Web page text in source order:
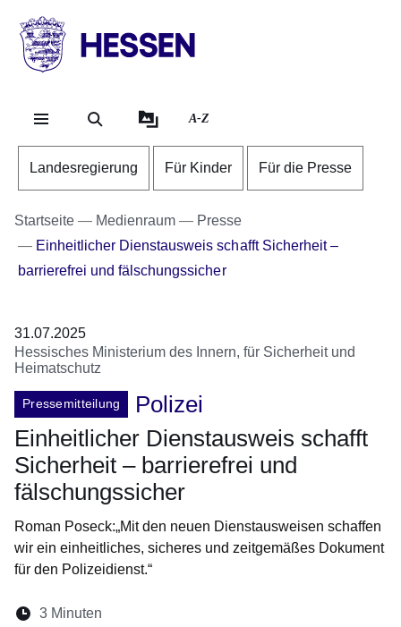
HESSEN
Landesregierung
A-Z
Landesregierung Für Kinder Für die Presse
Startseite Medienraum
Presse
Einheitlicher Dienstausweis schafft Sicherheit –
barrierefrei und fälschungssicher
31.07.2025
Hessisches Ministerium des Innern, für Sicherheit und
Heimatschutz
Pressemitteilung
Polizei
Einheitlicher Dienstausweis schafft
Sicherheit – barrierefrei und
fälschungssicher
Roman Poseck:„Mit den neuen Dienstausweisen schaffen
wir ein einheitliches, sicheres und zeitgemäßes Dokument
für den Polizeidienst.“
Lesedauer:
3 Minuten